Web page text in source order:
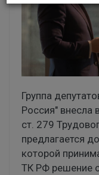
Группа
Россия" внесла
ст. 279
предлагается
которой
ТК РФ решение